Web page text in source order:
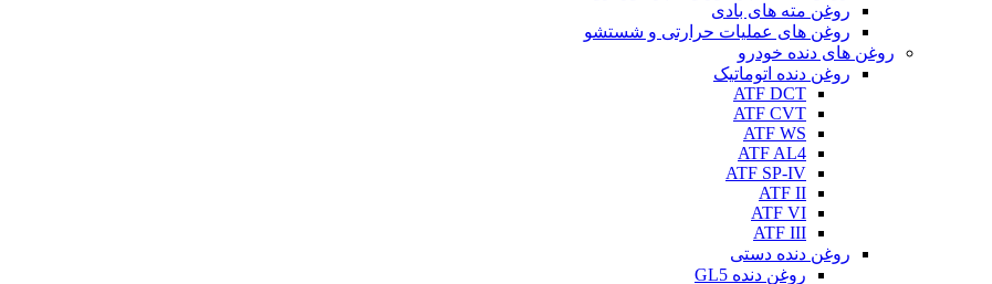
روغن مته های بادی
روغن های عملیات حرارتی و شستشو
روغن های دنده خودرو
روغن دنده اتوماتیک
ATF DCT
ATF CVT
ATF WS
ATF AL4
ATF SP-IV
ATF II
ATF VI
ATF III
روغن دنده دستی
روغن دنده GL5